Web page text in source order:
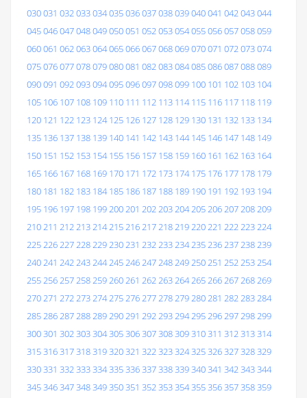
030031 032033034035036037038039040041 042043044
045046047048049050051 052053054055056057058059
060061 062063064065066067068069070071 072073074
075076077078079080081 082083084085086087088089
090091 092093094095096097098099 100 101 102 103 104
105 106 107 108 109 110 111 112 113 114 115 116 117 118 119
120 121 122 123 124 125 126 127 128 129 130 131 132 133 134
135 136 137 138 139 140 141 142 143 144 145 146 147 148 149
150 151 152 153 154 155 156 157 158 159 160 161 162 163 164
165 166 167 168 169 170 171 172 173 174 175 176 177 178 179
180 181 182 183 184 185 186 187 188 189 190 191 192 193 194
195 196 197 198 199200201 202203204205206207208209
210211 212213214215216217218219220221 222223224
225226227228229230231 232233234235236237238239
240241 242243244245246247248249250251 252253254
255256257258259260261 262263264265266267268269
270271 272273274275276277278279280281 282283284
285286287288289290291 292293294295296297298299
300301 302303304305306307308309310311 312313314
315316317318319320321 322323324325326327328329
330331 332333334335336337338339340341 342343344
345346347348349350351 352353354355356357358359